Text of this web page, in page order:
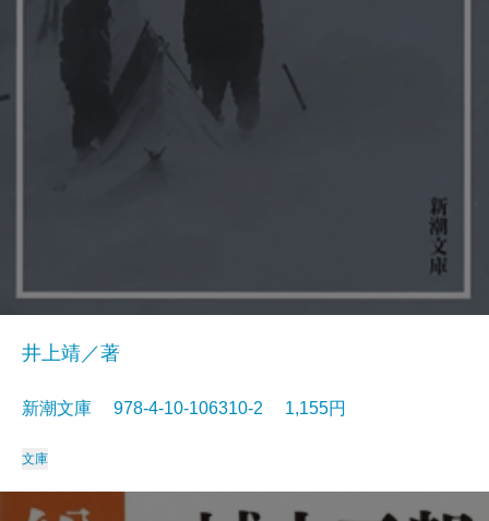
井上靖／著
新潮文庫 978-4-10-106310-2 1,155円
文庫